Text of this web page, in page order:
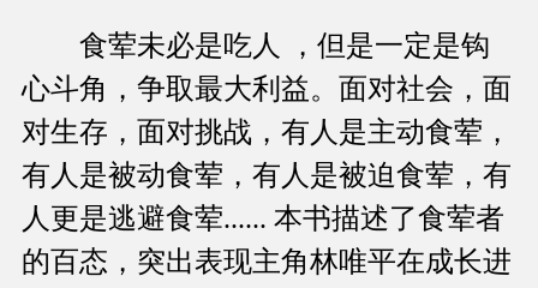
食荤未必是吃人 ，但是一定是钩
心斗角，争取最大利益。面对社会，面
对生存，面对挑战，有人是主动食荤，
有人是被动食荤，有人是被迫食荤，有
人更是逃避食荤...... 本书描述了食荤者
的百态，突出表现主角林唯平在成长进